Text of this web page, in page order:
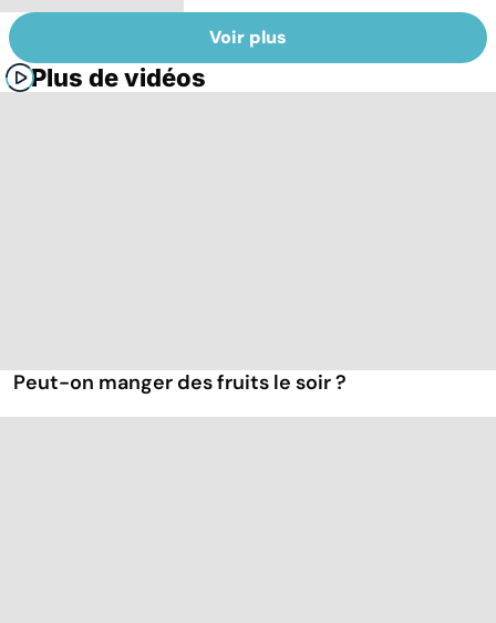
Voir plus
Plus de vidéos
Peut-on manger des fruits le soir ?